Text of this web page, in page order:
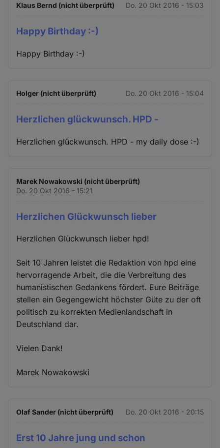
Klaus Bernd (nicht überprüft) Do. 20 Okt 2016 - 15:03
Happy Birthday :-)
Happy Birthday :-)
Holger (nicht überprüft) Do. 20 Okt 2016 - 15:04
Herzlichen glückwunsch. HPD -
Herzlichen glückwunsch. HPD - my daily dose :-)
Marek Nowakowski (nicht überprüft)
Do. 20 Okt 2016 - 15:21
Herzlichen Glückwunsch lieber
Herzlichen Glückwunsch lieber hpd!
Seit 10 Jahren leistet die Redaktion von hpd eine
hervorragende Arbeit, die die Verbreitung des
humanistischen Gedankens fördert. Eure Beiträge
stellen ein Gegengewicht höchster Güte zu der oft
politisch zu korrekten Medienlandschaft in
Deutschland dar.
Vielen Dank!
Marek Nowakowski
Olaf Sander (nicht überprüft) Do. 20 Okt 2016 - 20:15
Erst 10 Jahre jung und schon